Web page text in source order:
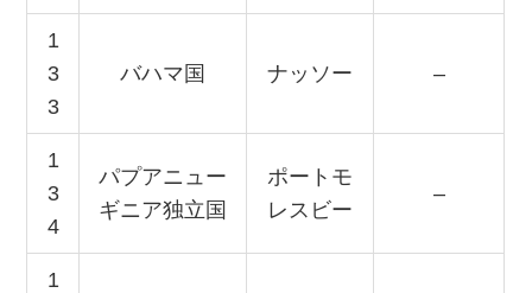
1
3
3
バハマ国 ナッソー –
1
3
4
パプアニュー
ギニア独立国
ポートモ
レスビー
–
1